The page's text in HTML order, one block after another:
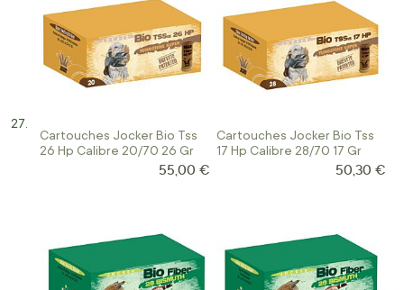
Cartouches Jocker Bio Tss
26 Hp Calibre 20/70 26 Gr
55,00 €
Cartouches Jocker Bio Tss
17 Hp Calibre 28/70 17 Gr
50,30 €